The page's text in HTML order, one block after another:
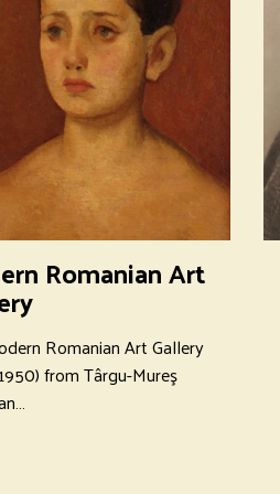
Romanian Art
Romanian Art Gallery
from Târgu-Mureş